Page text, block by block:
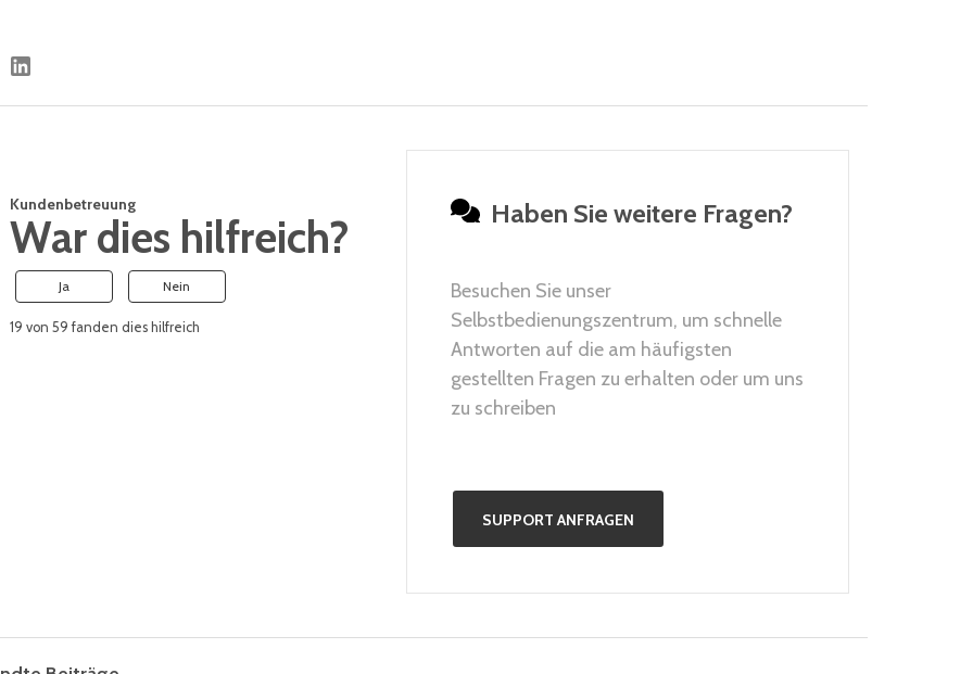
Kundenbetreuung
War dies hilfreich?
Ja Nein
19 von 59 fanden dies hilfreich
Haben Sie weitere Fragen?
Besuchen Sie unser
Selbstbedienungszentrum, um schnelle
Antworten auf die am häufigsten
gestellten Fragen zu erhalten oder um uns
zu schreiben
SUPPORT ANFRAGEN